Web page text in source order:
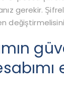
gerekir.